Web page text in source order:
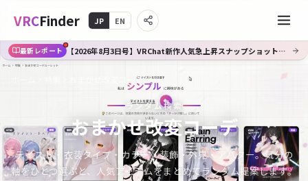
VRCFinder JP EN
最新レポート 【2026年8月3日号】VRChat新作人気急上昇スナップショット｜Booth週間TOP30
おまかせ改変コーデ
ランダム検索
おまかせ改変コーデ
テイスト・衣装タイプ・カラー・装飾・外見・アバター。気分の
軸をひとつ選ぶと、人気アイテムをまとめてランダム提案します。